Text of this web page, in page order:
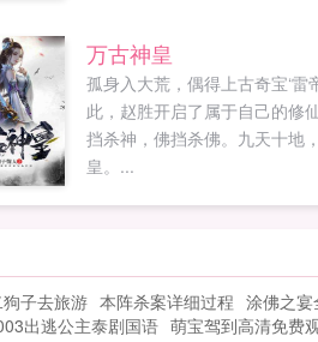
万古神皇
孤身入大荒，偶得上古奇宝‘雷
此，赵胜开启了属于自己的修
挡杀神，佛挡杀佛。九天十地
皇。...
子去旅游 本阵杀案详细过程 涂佛之
出逃公主泰剧国语 萌宝驾到高清免费